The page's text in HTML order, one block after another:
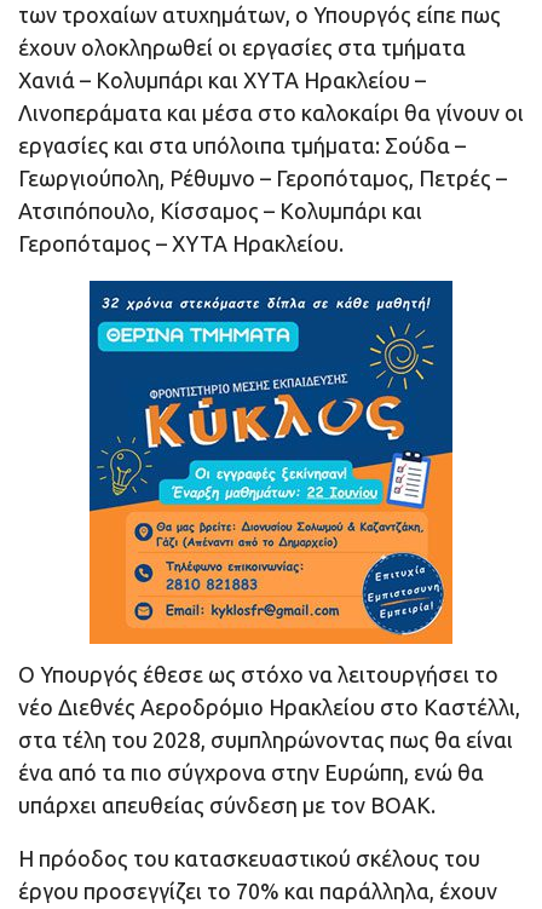
των τροχαίων ατυχημάτων, ο Υπουργός είπε πως
έχουν ολοκληρωθεί οι εργασίες στα τμήματα
Χανιά – Κολυμπάρι και ΧΥΤΑ Ηρακλείου –
Λινοπεράματα και μέσα στο καλοκαίρι θα γίνουν οι
εργασίες και στα υπόλοιπα τμήματα: Σούδα –
Γεωργιούπολη, Ρέθυμνο – Γεροπόταμος, Πετρές –
Ατσιπόπουλο, Κίσσαμος – Κολυμπάρι και
Γεροπόταμος – ΧΥΤΑ Ηρακλείου.
Ο Υπουργός έθεσε ως στόχο να λειτουργήσει το
νέο Διεθνές Αεροδρόμιο Ηρακλείου στο Καστέλλι,
στα τέλη του 2028, συμπληρώνοντας πως θα είναι
ένα από τα πιο σύγχρονα στην Ευρώπη, ενώ θα
υπάρχει απευθείας σύνδεση με τον ΒΟΑΚ.
Η πρόοδος του κατασκευαστικού σκέλους του
έργου προσεγγίζει το 70% και παράλληλα, έχουν